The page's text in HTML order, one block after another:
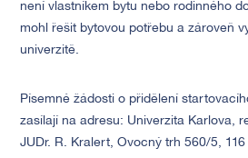
není vlastníkem bytu nebo rodinného
mohl řešit bytovou potřebu a zároveň
univerzitě.
Písemné žádosti o přidělení
zasílají na adresu: Univerzita Karlova,
JUDr. R. Kralert, Ovocný trh 560/5,